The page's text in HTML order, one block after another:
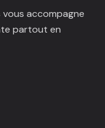
accompagne
partout en